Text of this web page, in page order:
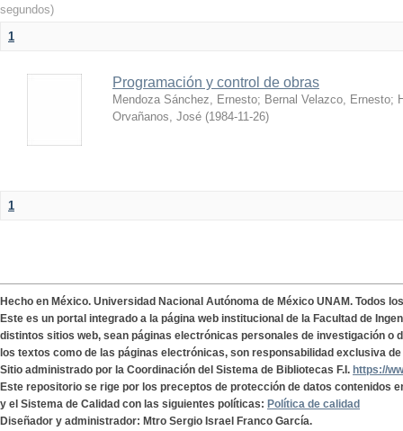
segundos)
1
Programación y control de obras
Mendoza Sánchez, Ernesto; Bernal Velazco, Ernesto;
Orvañanos, José (1984-11-26)
1
Hecho en México. Universidad Nacional Autónoma de México UNAM. Todos
Este es un portal integrado a la página web institucional de la Facultad de
distintos sitios web, sean páginas electrónicas personales de investigación o
los textos como de las páginas electrónicas, son responsabilidad exclusiva
Sitio administrado por la Coordinación del Sistema de Bibliotecas F.I. https://
Este repositorio se rige por los preceptos de protección de datos contenidos
y el Sistema de Calidad con las siguientes políticas: Política de calidad
Diseñador y administrador: Mtro Sergio Israel Franco García.